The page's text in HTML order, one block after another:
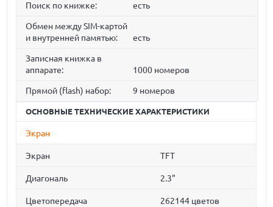
Поиск по книжке: есть
Обмен между SIM-картой
и внутренней памятью:
есть
Записная книжка в
аппарате:
1000 номеров
Прямой (flash) набор: 9 номеров
ОСНОВНЫЕ ТЕХНИЧЕСКИЕ ХАРАКТЕРИСТИКИ
Экран
Экран TFT
Диагональ 2.3"
Цветопередача 262144 цветов